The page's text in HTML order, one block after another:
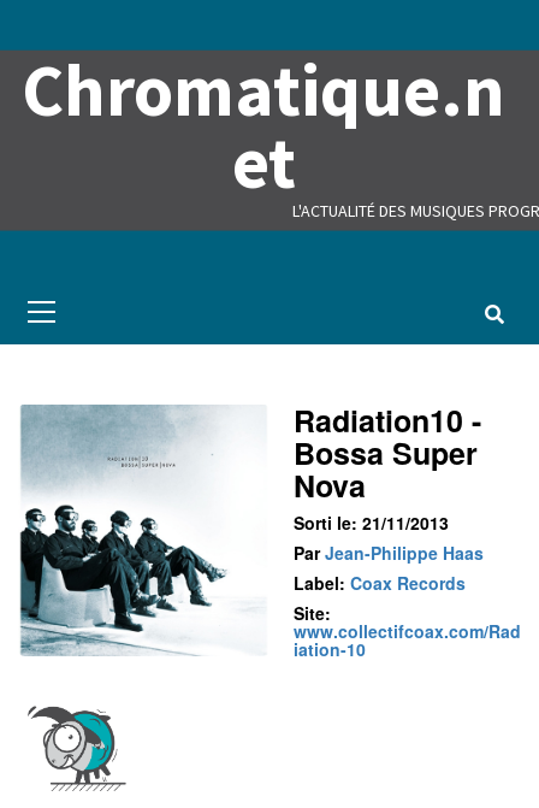
Chromatique.n
et
L'ACTUALITÉ DES MUSIQUES
Menu
Radiation10 -
Bossa Super
Nova
Sorti le: 21/11/2013
ParJean-Philippe Haas
Label: Coax Records
Site:
www.collectifcoax.com/Rad
iation-10